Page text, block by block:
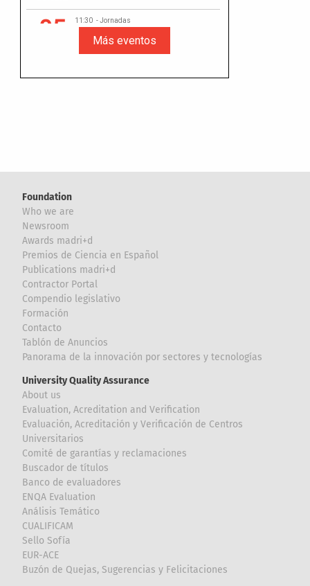
Foundation
Who we are
Newsroom
Awards madri+d
Premios de Ciencia en Español
Publications madri+d
Contractor Portal
Compendio legislativo
Formación
Contacto
Tablón de Anuncios
Panorama de la innovación por sectores y tecnologías
University Quality Assurance
About us
Evaluation, Acreditation and Verification
Evaluación, Acreditación y Verificación de Centros
Universitarios
Comité de garantías y reclamaciones
Buscador de títulos
Banco de evaluadores
ENQA Evaluation
Análisis Temático
CUALIFICAM
Sello Sofía
EUR-ACE
Buzón de Quejas, Sugerencias y Felicitaciones